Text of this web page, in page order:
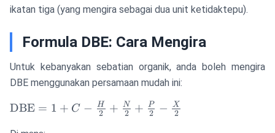
ikatan tiga (yang mengira sebagai dua unit ketidaktepu).
Formula DBE: Cara Mengira
Untuk kebanyakan sebatian organik, anda boleh mengira
DBE menggunakan persamaan mudah ini:
\text{DBE}
DBE = 1 + C − 2
H + 2
N + 2
P − 2
X